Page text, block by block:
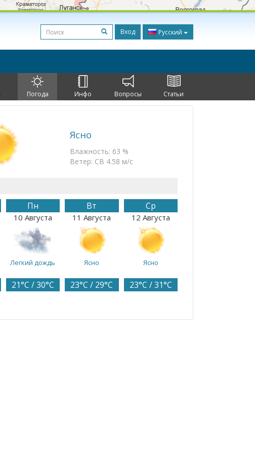
Вход Русский
Погода Инфо Вопросы Статьи
Ясно
Влажность: 63 %
Ветер: СВ 4.58 м/с
Пн
10 Августа
Легкий дождь
21°C / 30°C
Вт
11 Августа
Ясно
23°C / 29°C
Ср
12 Августа
Ясно
23°C / 31°C